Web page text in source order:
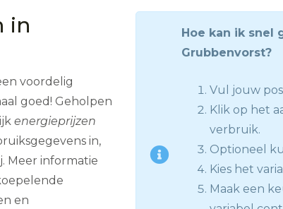
in
voordelig
goed! Geholpen
energieprijzen
in,
Meer informatie
en
Hoe kan ik snel
Grubbenvorst?
Vul jouw
Klik op het
verbruik.
Optioneel
Kies het
Maak een